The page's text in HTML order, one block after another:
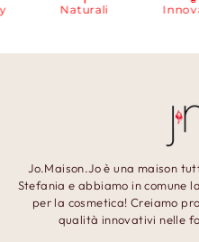
Naturali
Jo.Maison.Jo è una maison
Stefania e abbiamo in comune
per la cosmetica! Creiamo
qualità innovativi nelle